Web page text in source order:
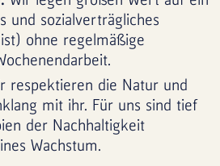
und sozialverträgliches
ohne regelmäßige
respektieren die Natur und
mit ihr. Für uns sind tief
der Nachhaltigkeit
Wachstum.